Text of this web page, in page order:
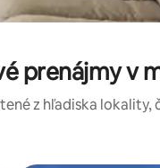
prenájmy v
z hľadiska lokality,